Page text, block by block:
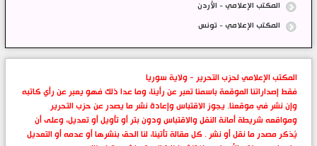
المكتب الإعلامي - الأردن
المكتب الإعلامي - تونس
المكتب الإعلامي لحزب التحرير - ولاية سوريا
فقط إصداراتنا الموقعة باسمنا تعبر عن رأينا، وما عدا ذلك فهو يعبر عن رأي كاتبه
وإن نشر في موقعنا. يجوز الاقتباس وإعادة نشر ما يصدر عن حزب التحرير
ومواقعه شريطة أمانة النقل والاقتباس ودون بتر أو تأويل أو تعديل، وعلى أن
يُذكر مصدر ما نقل أو نشر . كل مقالة تأتينا، لنا الحق بنشرها أو عدمه أو التعديل